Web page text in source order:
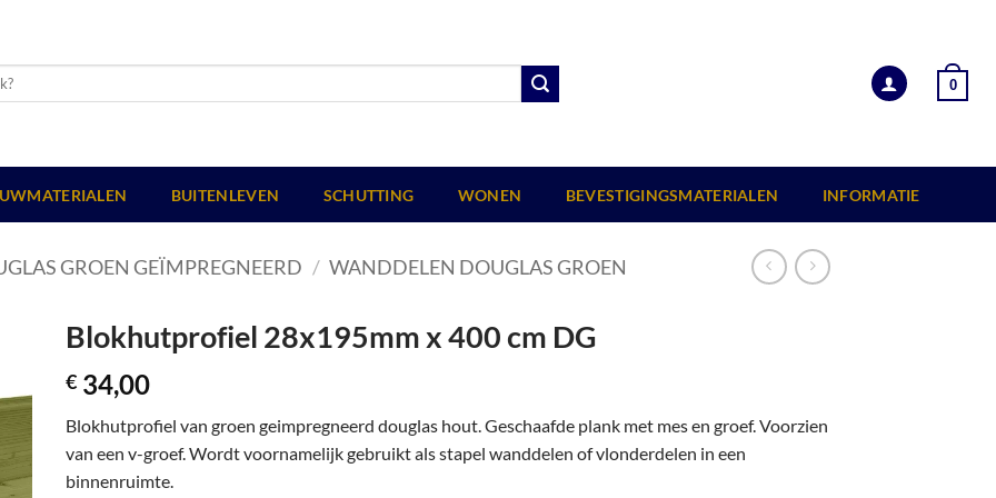
0
BUITENLEVEN SCHUTTING WONEN BEVESTIGINGSMATERIALEN INFORMATIE
GROEN GEÏMPREGNEERD / WANDDELEN DOUGLAS GROEN
Blokhutprofiel 28x195mm x 400 cm DG
€ 34,00
Blokhutprofiel van groen geimpregneerd douglas hout. Geschaafde plank met mes en groef. Voorzien
van een v-groef. Wordt voornamelijk gebruikt als stapel wanddelen of vlonderdelen in een
binnenruimte.